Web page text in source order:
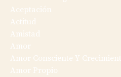
Aceptación
Actitud
Amistad
Amor
Amor Consciente Y
Amor Propio